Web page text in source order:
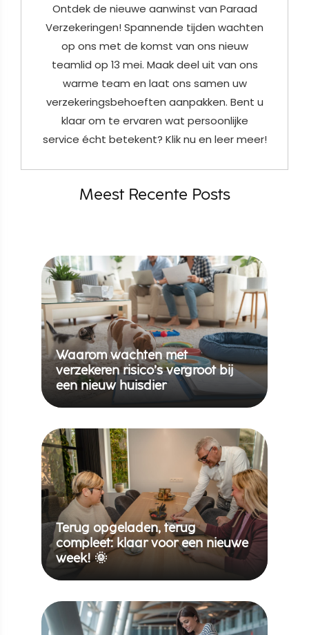
Ontdek de nieuwe aanwinst van Paraad
Verzekeringen! Spannende tijden wachten
op ons met de komst van ons nieuw
teamlid op 13 mei. Maak deel uit van ons
warme team en laat ons samen uw
verzekeringsbehoeften aanpakken. Bent u
klaar om te ervaren wat persoonlijke
service écht betekent? Klik nu en leer meer!
Meest Recente Posts
Waarom wachten met
verzekeren risico’s vergroot bij
een nieuw huisdier
Terug opgeladen, terug
compleet: klaar voor een nieuwe
week! 🌞